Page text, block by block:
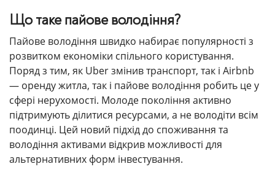
Що таке пайове володіння?
Пайове володіння швидко набирає популярності з
розвитком економіки спільного користування.
Поряд з тим, як Uber змінив транспорт, так і Airbnb
— оренду житла, так і пайове володіння робить це у
сфері нерухомості. Молоде покоління активно
підтримують ділитися ресурсами, а не володіти всім
поодинці. Цей новий підхід до споживання та
володіння активами відкрив можливості для
альтернативних форм інвестування.